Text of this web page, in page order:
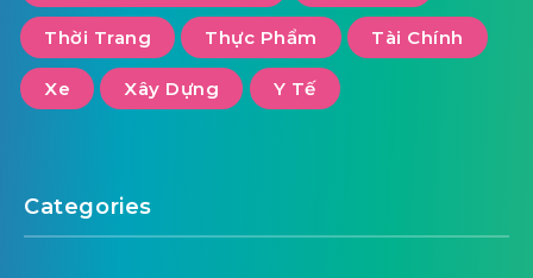
Thời Trang Thực Phẩm Tài Chính
Xe Xây Dựng Y Tế
Categories